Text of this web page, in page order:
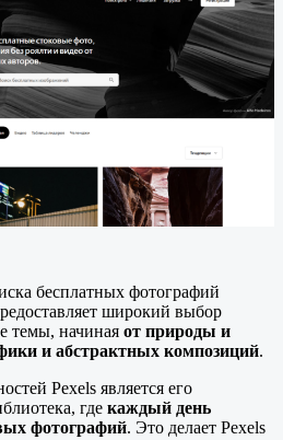
бесплатных фотографий
широкий выбор
темы, начиная от природы и
и абстрактных композиций.
Pexels является его
где каждый день
фотографий. Это делает Pexels